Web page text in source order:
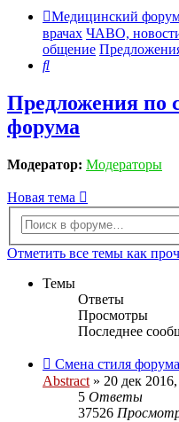
Медицинский
врачах ЧАВО,
общение
Поиск
Предложения по
форума
Модератор: Модераторы
Новая тема
Отметить все темы как
Темы
Ответы
Просмотры
Последнее
Смена стиля форума
Abstract » 20 дек
5 Ответы
37526